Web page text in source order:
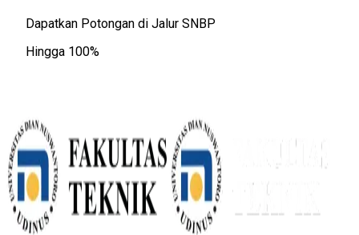
Dapatkan Potongan di Jalur SNBP
Hingga 100%